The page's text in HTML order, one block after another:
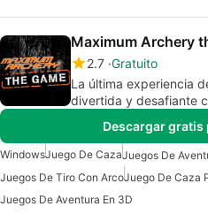
Maximum Archery
2.7 Gratuito
La última experiencia
divertida y desafiante
Descargar gratis
WindowsJuego De CazaJuegos De
Juegos De Tiro Con ArcoJuego De Caza
Juegos De Aventura En 3D